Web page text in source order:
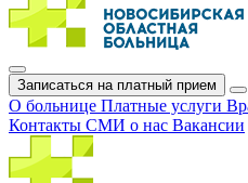
Записаться на платный прием
О больнице Платные услуги
Контакты СМИ о нас Вакансии